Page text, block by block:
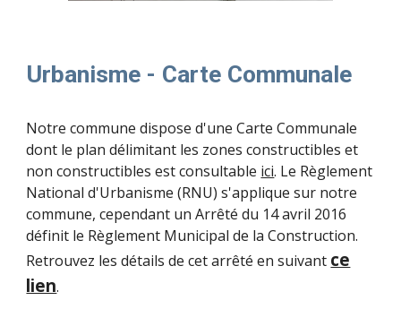
Urbanisme - Carte Communale
Notre commune dispose d'une Carte Communale
dont le plan délimitant les zones constructibles et
non constructibles estconsultable ici. Le Règlement
National d'Urbanisme (RNU) s'applique sur notre
commune, cependant un Arrêté du 14 avril 2016
définit le Règlement Municipal de la Construction.
Retrouvez les détails de cet arrêté en suivant ce
lien.